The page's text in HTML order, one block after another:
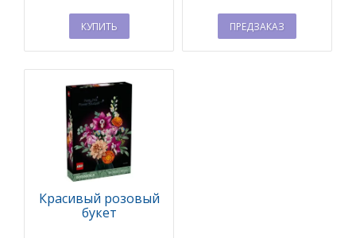
КУПИТЬ ПРЕДЗАКАЗ
Красивый розовый
букет